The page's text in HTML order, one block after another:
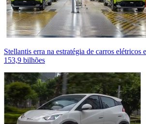
Stellantis erra na estratégia de carros elétricos
153,9 bilhões